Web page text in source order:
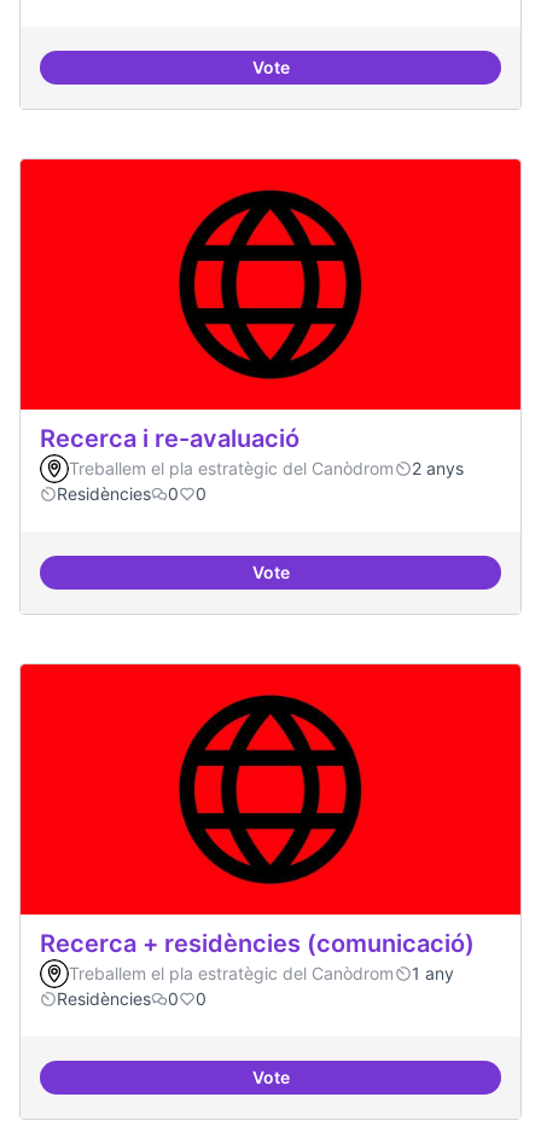
VoteRefugi en cas d'un tall a internet
Recerca i re-avaluació
Treballem el pla estratègic del Canòdrom
2 anys
Residències
0 0
VoteRecerca i re-avaluació
Recerca + residències (comunicació)
Treballem el pla estratègic del Canòdrom
1 any
Residències
0 0
VoteRecerca + residències